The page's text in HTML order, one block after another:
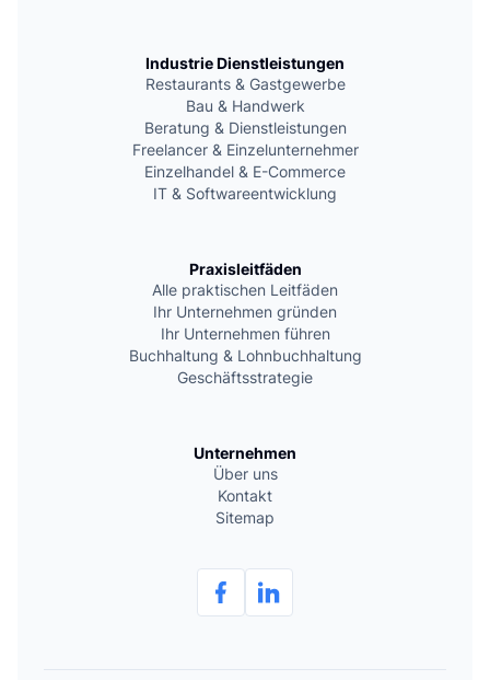
Industrie Dienstleistungen
Restaurants & Gastgewerbe
Bau & Handwerk
Beratung & Dienstleistungen
Freelancer & Einzelunternehmer
Einzelhandel & E-Commerce
IT & Softwareentwicklung
Praxisleitfäden
Alle praktischen Leitfäden
Ihr Unternehmen gründen
Ihr Unternehmen führen
Buchhaltung & Lohnbuchhaltung
Geschäftsstrategie
Unternehmen
Über uns
Kontakt
Sitemap